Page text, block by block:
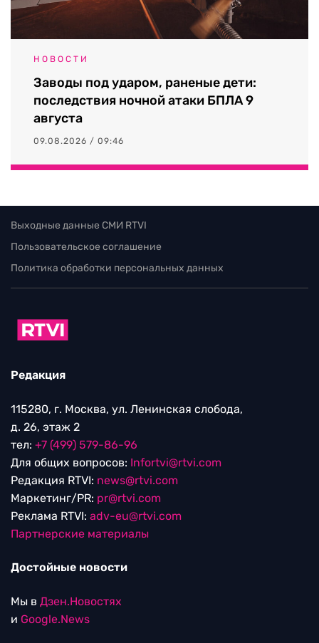
НОВОСТИ
Заводы под ударом, раненые дети:
последствия ночной атаки БПЛА 9
августа
09.08.2026 / 09:46
Выходные данные СМИ RTVI
Пользовательское соглашение
Политика обработки персональных данных
Редакция
115280, г. Москва, ул. Ленинская слобода,
д. 26, этаж 2
тел: +7 (499) 579-86-96
Для общих вопросов: Infortvi@rtvi.com
Редакция RTVI: news@rtvi.com
Маркетинг/PR: pr@rtvi.com
Реклама RTVI: adv-eu@rtvi.com
Партнерские материалы
Достойные новости
Мы в Дзен.Новостях
и Google.News